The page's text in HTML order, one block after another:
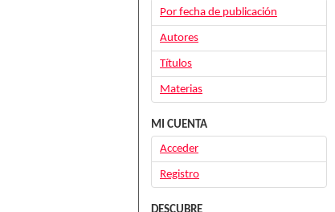
Por fecha de publicación
Autores
Títulos
Materias
MI CUENTA
Acceder
Registro